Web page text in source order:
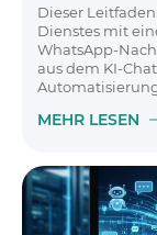
Dieser
Dienstes mit
WhatsApp-
aus dem KI-
MEHR LESEN